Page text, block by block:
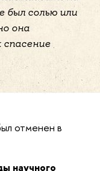
был солью или
она
спасение
отменен в
научного